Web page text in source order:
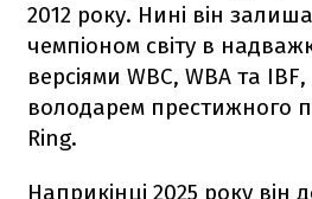
2012 року. Нині він
чемпіоном світу в
версіями WBC, WBA та
володарем престижного
Ring.
Наприкінці 2025 року він